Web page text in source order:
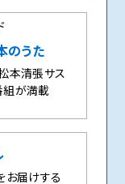
のうた
本清張サス
組が満載
お届けする